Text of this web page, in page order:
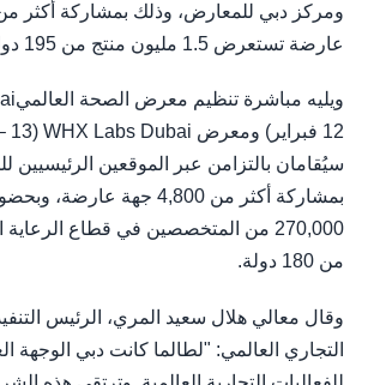
عارضة تستعرض 1.5 مليون منتج من 195 دولة حول العالم.
سيُقامان بالتزامن عبر الموقعين الرئيسيين
بمشاركة أكثر من 4,800 جهة
270,000 من المتخصصين في قطاع
من 180 دولة.
وقال معالي هلال سعيد المري، الرئيس
التجاري العالمي: "لطالما كانت دبي الوجهة